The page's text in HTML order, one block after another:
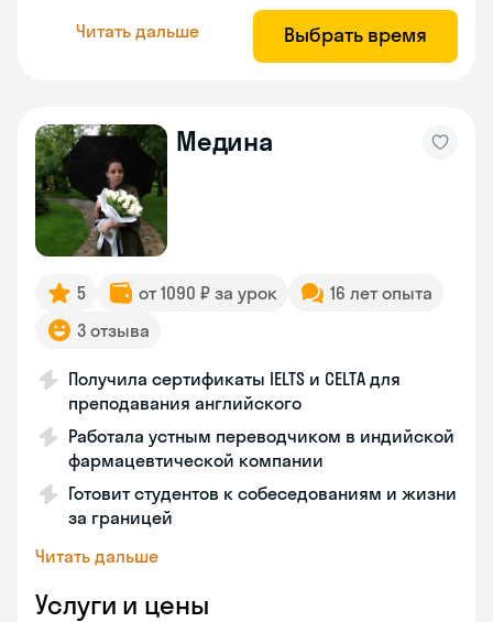
Читать дальше Выбрать время
Медина
5 от 1090 ₽ за урок
16 лет опыта
3 отзыва
Получила сертификаты IELTS и CELTA для
преподавания английского
Работала устным переводчиком в индийской
фармацевтической компании
Готовит студентов к собеседованиям и жизни
за границей
Читать дальше
Услуги и цены